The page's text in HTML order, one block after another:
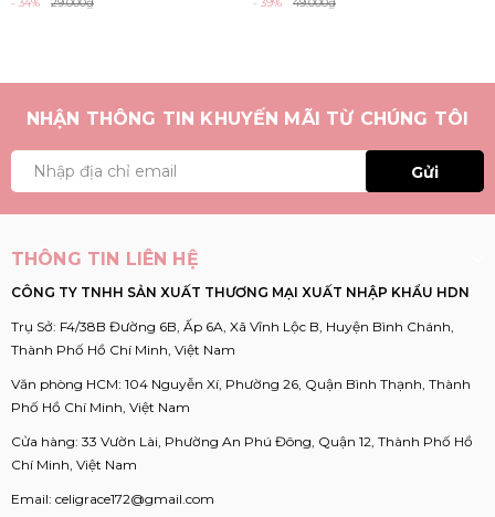
NHẬN THÔNG TIN KHUYẾN MÃI TỪ CHÚNG TÔI
Gửi
THÔNG TIN LIÊN HỆ
CÔNG TY TNHH SẢN XUẤT THƯƠNG MẠI XUẤT NHẬP KHẨU HDN
Trụ Sở: F4/38B Đường 6B, Ấp 6A, Xã Vĩnh Lộc B, Huyện Bình Chánh,
Thành Phố Hồ Chí Minh, Việt Nam
Văn phòng HCM: 104 Nguyễn Xí, Phường 26, Quận Bình Thạnh, Thành
Phố Hồ Chí Minh, Việt Nam
Cửa hàng: 33 Vườn Lài, Phường An Phú Đông, Quận 12, Thành Phố Hồ
Chí Minh, Việt Nam
Email: celigrace172@gmail.com